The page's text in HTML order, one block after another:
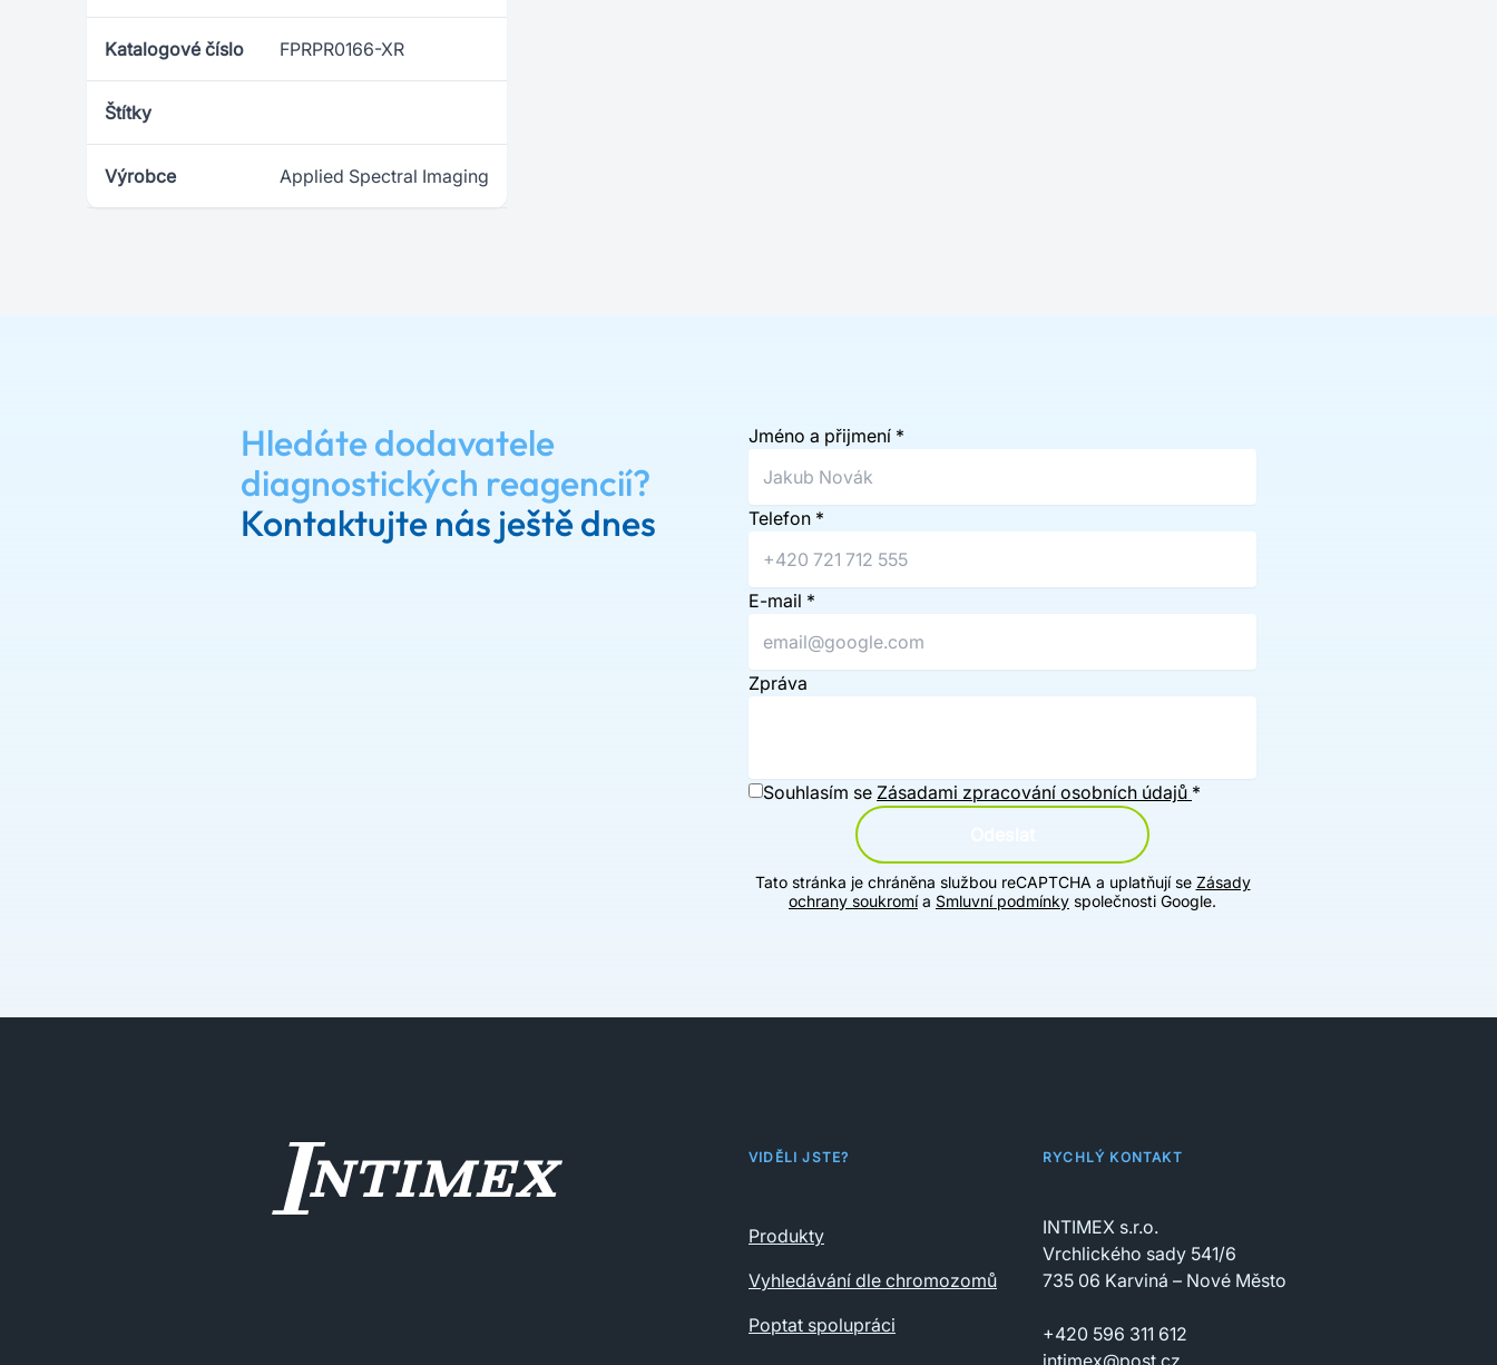
Katalogové číslo FPRPR0166-XR
Štítky
Výrobce Applied Spectral Imaging
Hledáte dodavatele
diagnostických reagencií?
Kontaktujte nás ještě dnes
Jméno a přijmení *
Telefon *
E-mail *
Zpráva
Souhlasím se Zásadami zpracování osobních údajů *
Tato stránka je chráněna službou reCAPTCHA a uplatňují se Zásady
ochrany soukromía Smluvní podmínky společnosti Google.
VIDĚLI JSTE?
Produkty
Vyhledávání dle chromozomů
Poptat spolupráci
RYCHLÝ KONTAKT
INTIMEX s.r.o.
Vrchlického sady 541/6
735 06 Karviná – Nové Město
+420 596 311 612
intimex@post.cz